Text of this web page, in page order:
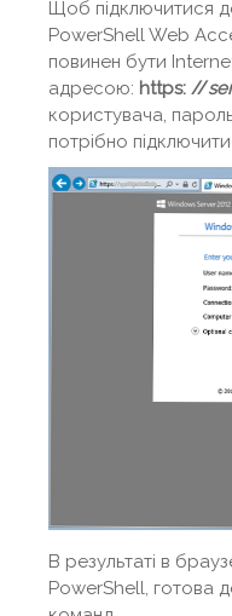
Щоб підключитися
PowerShell Web
повинен бути
адресою: https: //
користувача,
потрібно
В результаті в
PowerShell, готова